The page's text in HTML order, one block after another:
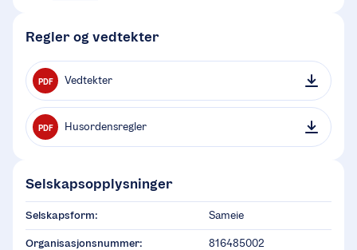
Regler og vedtekter
PDF Vedtekter
PDF Husordensregler
Selskapsopplysninger
Selskapsform: Sameie
Organisasjonsnummer: 816485002